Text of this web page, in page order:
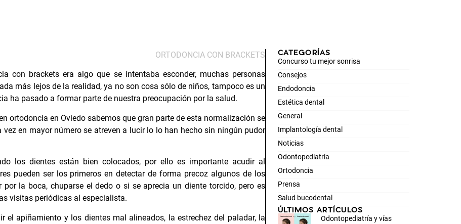
ORTODONCIA CON BRACKETS
con brackets era algo que se intentaba esconder, muchas personas
más lejos de la realidad, ya no son cosa sólo de niños, tampoco es un
ha pasado a formar parte de nuestra preocupación por la salud.
ortodoncia en Oviedo sabemos que gran parte de esta normalización se
en mayor número se atreven a lucir lo lo han hecho sin ningún pudor
los dientes están bien colocados, por ello es importante acudir al
pueden ser los primeros en detectar de forma precoz algunos de los
la boca, chuparse el dedo o si se aprecia un diente torcido, pero es
visitas periódicas al especialista.
el apiñamiento y los dientes mal alineados, la estrechez del paladar, la
CATEGORÍAS
Concurso tu mejor sonrisa
Consejos
Endodoncia
Estética dental
General
Implantología dental
Noticias
Odontopediatria
Ortodoncia
Prensa
Salud bucodental
ÚLTIMOS ARTÍCULOS
Odontopediatría y vías